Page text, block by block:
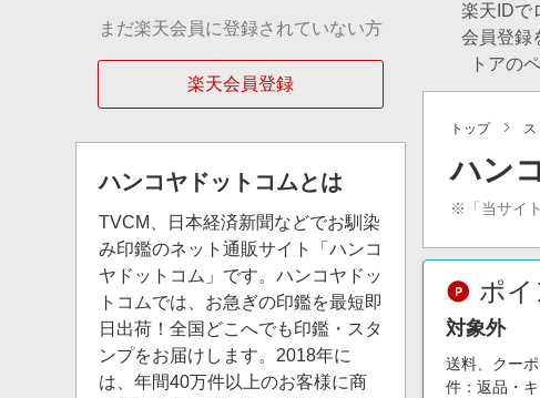
まだ楽天会員に登録されていない方
楽天会員登録
ハンコヤドットコムとは
TVCM、日本経済新聞などでお馴染
み印鑑のネット通販サイト「ハンコ
ヤドットコム」です。ハンコヤドッ
トコムでは、お急ぎの印鑑を最短即
日出荷！全国どこへでも印鑑・スタ
ンプをお届けします。2018年に
は、年間40万件以上のお客様に商
楽天IDで
会員登録
トアの
トップ ス
ハン
※「当サイ
ポ
対象外
送料、クー
件：返品・